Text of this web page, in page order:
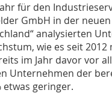
für den
GmbH in der
analysierten
wie es seit
im Jahr davor vor
Unternehmen der
etwas geringer.